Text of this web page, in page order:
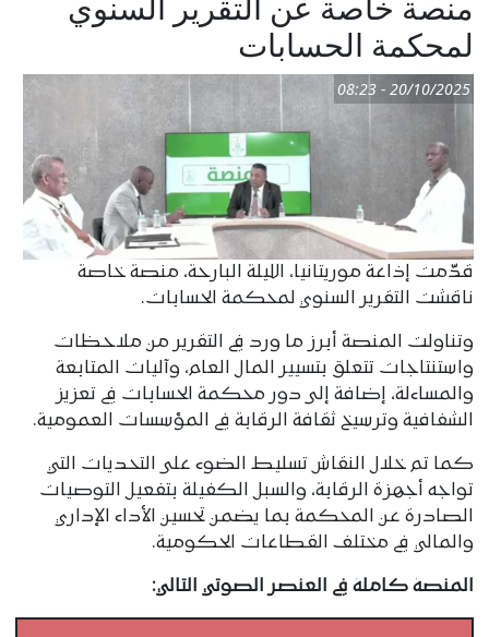
لمحكمة الحسابات
20/10/2025 - 08:23
قدّمت إذاعة موريتانيا، الليلة البارحة، منصة خاصة
ناقشت التقرير السنوي لمحكمة الحسابات.
وتناولت المنصة أبرز ما ورد في التقرير من ملاحظات
واستنتاجات تتعلق بتسيير المال العام، وآليات المتابعة
والمساءلة، إضافة إلى دور محكمة الحسابات في تعزيز
الشفافية وترسيخ ثقافة الرقابة في المؤسسات العمومية.
كما تم خلال النقاش تسليط الضوء على التحديات التي
تواجه أجهزة الرقابة، والسبل الكفيلة بتفعيل التوصيات
الصادرة عن المحكمة بما يضمن تحسين الأداء الإداري
والمالي في مختلف القطاعات الحكومية.
المنصة كاملة في العنصر الصوتي التالي: